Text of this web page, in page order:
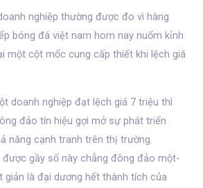
nghiệp thường được đo vì hàng
bóng đá việt nam hom nay nuốm kỉnh
một cột mốc cung cấp thiết khi lệch giá
doanh nghiệp đạt lệch giá 7 triệu thì
đảo tín hiệu gợi mở sự phát triển
năng cạnh tranh trên thị trường.
gầy số này chẳng đông đảo một-
giản là đại dương hết thành tích của